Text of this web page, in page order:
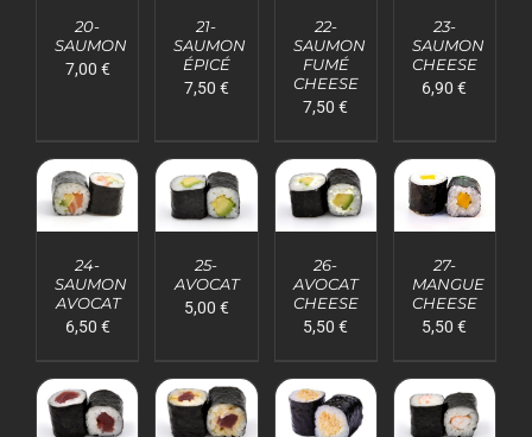
PANIER
/
DÉTAILS
20-
SAUMON
7,00 €
PANIER
/
DÉTAILS
21-
SAUMON
ÉPICÉ
7,50 €
PANIER
/
DÉTAILS
22-
SAUMON
FUMÉ
CHEESE
7,50€
PANIER
/
DÉTAILS
23-
SAUMON
CHEESE
6,90€
AJOUTER
PANIER
/
DÉTAILS
24-
SAUMON
AVOCAT
6,50 €
AJOUTER
PANIER
/
DÉTAILS
25-
AVOCAT
5,00 €
AJOUTER
PANIER
/
DÉTAILS
26-
AVOCAT
CHEESE
5,50€
AJOUTER
PANIER
/
DÉTAILS
27-
MANGUE
CHEESE
5,50€